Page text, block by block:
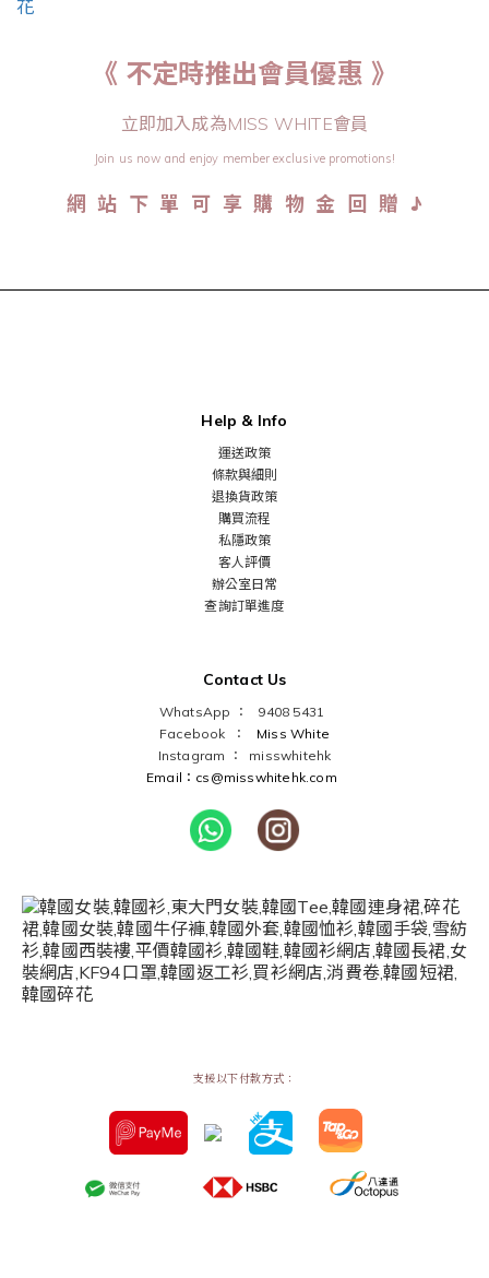
《 不定時推出會員優惠 》
立即加入成為MISS WHITE會員
Join us now and enjoy member exclusive promotions!
網 站 下 單 可 享 購 物 金 回 贈 ♪
Help & Info
運送政策
條款與細則
退換貨政策
購買流程
私隱政策
客人評價
辦公室日常
查詢訂單進度
Contact Us
WhatsApp ： 9408 5431
Facebook ： Miss White
Instagram ： misswhitehk
Email：cs@misswhitehk.com
支援以下付款方式：